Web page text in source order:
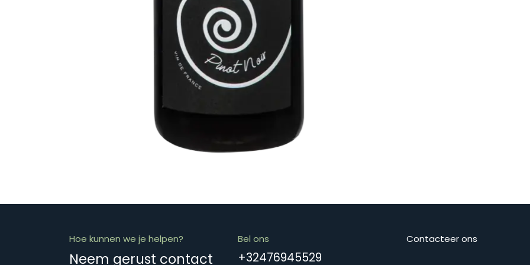
Hoe kunnen we je helpen?
Neem gerust contact
Bel ons
+32476945529
Contacteer ons